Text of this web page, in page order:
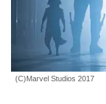
(C)Marvel Studios 2017